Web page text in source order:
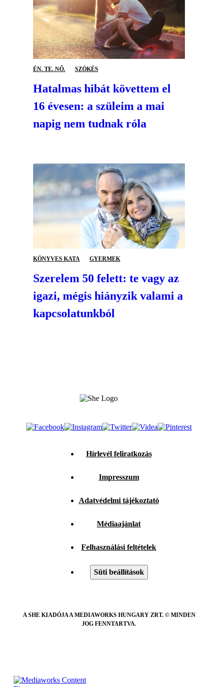
ÉN. TE. NŐ. SZÖKÉS
Hatalmas hibát követtem el
16 évesen: a szüleim a mai
napig nem tudnak róla
KÖNYVES KATA GYERMEK
Szerelem 50 felett: te vagy az
igazi, mégis hiányzik valami a
kapcsolatunkból
Hírlevél feliratkozás
Impresszum
Adatvédelmi tájékoztató
Médiaajánlat
Felhasználási feltételek
Süti beállítások
A SHE KIADÓJA A MEDIAWORKS HUNGARY ZRT. © MINDEN
JOG FENNTARTVA.